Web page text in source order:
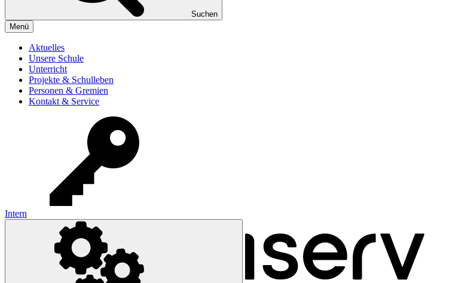
Suchen
Menü
Aktuelles
Unsere Schule
Unterricht
Projekte & Schulleben
Personen & Gremien
Kontakt & Service
Intern